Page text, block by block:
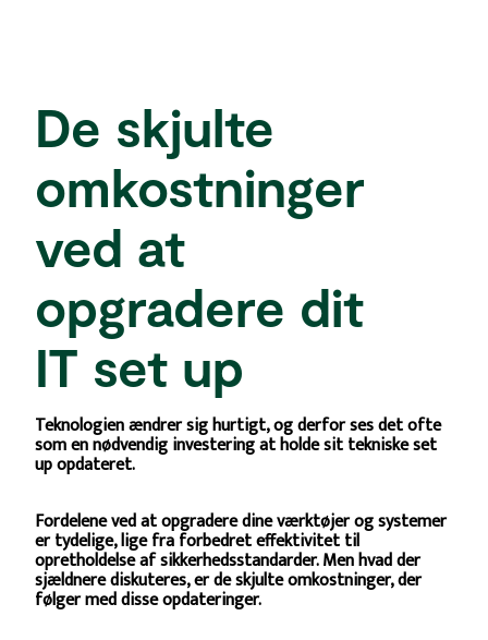
De skjulte
omkostninger
ved at
opgradere dit
IT set up
Teknologien ændrer sig hurtigt, og derfor ses det ofte
som en nødvendig investering at holde sit tekniske set
up opdateret.
Fordelene ved at opgradere dine værktøjer og systemer
er tydelige, lige fra forbedret effektivitet til
opretholdelse af sikkerhedsstandarder. Men hvad der
sjældnere diskuteres, er de skjulte omkostninger, der
følger med disse opdateringer.